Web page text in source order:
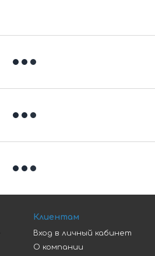
Клиентам
Вход в личный кабинет
О компании